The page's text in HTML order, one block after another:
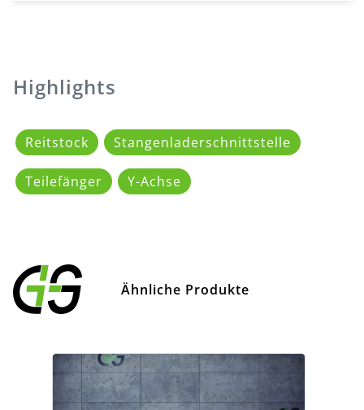
Highlights
Reitstock Stangenladerschnittstelle
Teilefänger Y-Achse
Ähnliche Produkte